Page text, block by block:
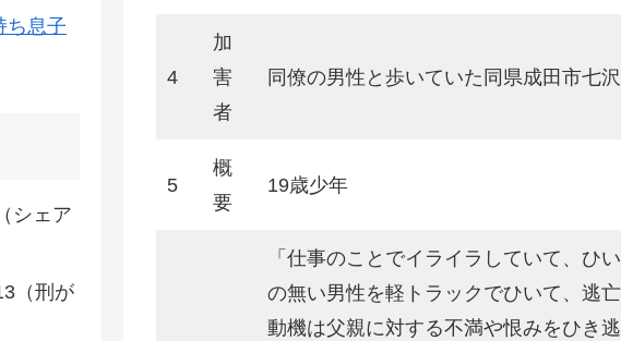
4
加
害
者
同僚の男性と歩いていた同県成田市七
5
概
要
19歳少年
「仕事のことでイライラしていて、ひ
の無い男性を軽トラックでひいて、逃
動機は父親に対する不満や恨みをひき
ち息子
シェア
（刑が